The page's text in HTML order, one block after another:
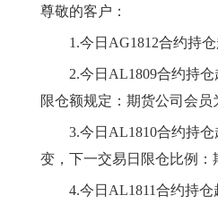
尊敬的客户：
1.今日AG1812合约持
2.今日AL1809合约持仓
限仓额规定：期货公司会员
3.今日 AL1810合约持仓
变 ，下一交易日限仓比例
4.今日AL1811合约持